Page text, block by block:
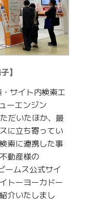
】
サイト内検索エ
ーエンジン
だいたほか、最
に立ち寄ってい
索に連携した事
動産様の
ームス公式サイ
トーヨーカドー
介いたしまし